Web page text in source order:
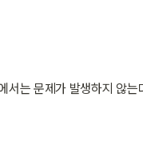
는 문제가 발생하지 않